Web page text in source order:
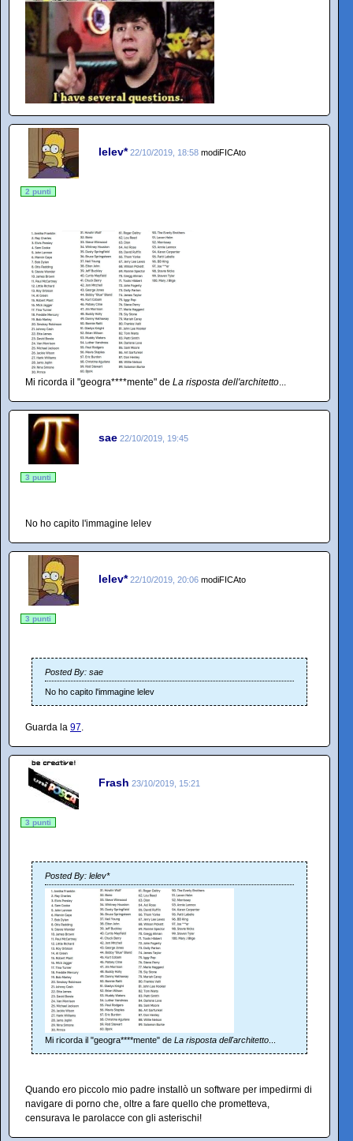
lelev* 22/10/2019, 18:58 modiFICAto
2 punti
Mi ricorda il "geogra****mente" de La risposta dell'architetto
sae 22/10/2019, 19:45
3 punti
No ho capito l'immagine lelev
lelev* 22/10/2019, 20:06 modiFICAto
3 punti
Posted By: sae
No ho capito l'immagine lelev
Guarda la 97
Frash 23/10/2019, 15:21
3 punti
Posted By: lelev*
Mi ricorda il "geogra****mente" de La risposta dell'architetto
Quando ero piccolo mio padre installò un software per impedirmi di
navigare di porno che, oltre a fare quello che prometteva,
censurava le parolacce con gli asterischi!